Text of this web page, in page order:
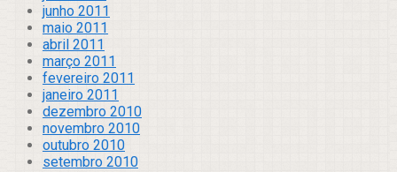
junho 2011
maio 2011
abril 2011
março 2011
fevereiro 2011
janeiro 2011
dezembro 2010
novembro 2010
outubro 2010
setembro 2010